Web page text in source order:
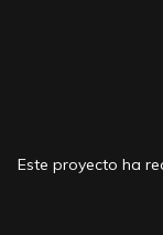
Este proyecto ha